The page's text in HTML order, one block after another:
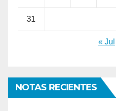
31
« Jul
NOTAS RECIENTES